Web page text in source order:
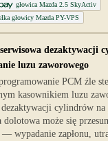
głowica Mazda 2.5 SkyActiv
głowicy Mazda PY-VPS
dezaktywacji
luzu zaworowego
PCM źle
kasownikiem luzu
cylindrów na
dolotowa może się
wypadanie zapłonu,